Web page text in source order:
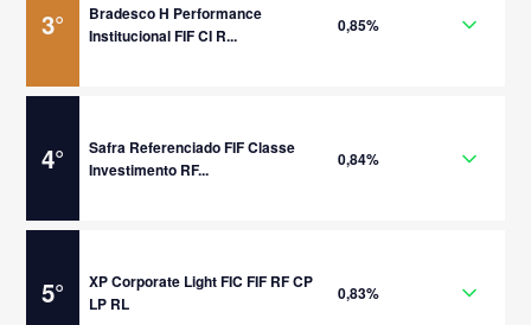
3°
Bradesco H Performance
Institucional FIF CI R...
0,85%
4°
Safra Referenciado FIF Classe
Investimento RF...
0,84%
5°
XP Corporate Light FIC FIF RF CP
LP RL
0,83%